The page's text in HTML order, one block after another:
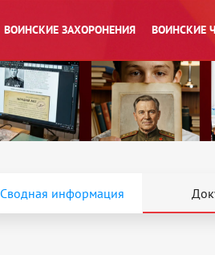
ВОИНСКИЕ ЗАХОРОНЕНИЯ ВОИНСКИЕ
Сводная информация